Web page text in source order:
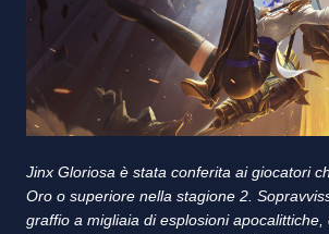
Jinx Gloriosa è stata conferita ai giocatori
Oro o superiore nella stagione 2.
graffio a migliaia di esplosioni apocalittiche,